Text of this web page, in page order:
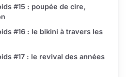
#15 : poupée de cire,
#16 : le bikini à travers les
#17 : le revival des années